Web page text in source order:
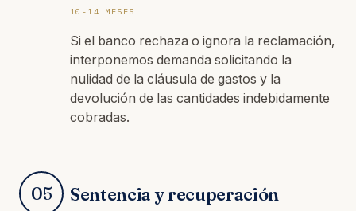
10-14 MESES
Si el banco rechaza o ignora la reclamación,
interponemos demanda solicitando la
nulidad de la cláusula de gastos y la
devolución de las cantidades indebidamente
cobradas.
05 Sentencia y recuperación